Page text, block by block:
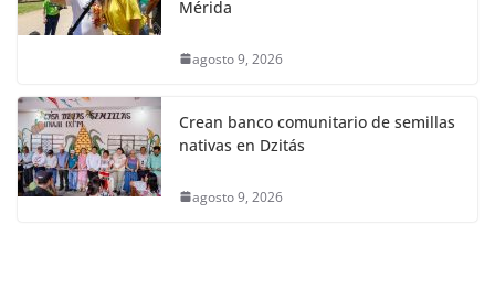
Mérida
agosto 9, 2026
Crean banco comunitario de semillas
nativas en Dzitás
agosto 9, 2026